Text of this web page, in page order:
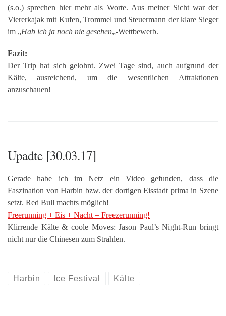
(s.o.) sprechen hier mehr als Worte. Aus meiner Sicht war der
Viererkajak mit Kufen, Trommel und Steuermann der klare Sieger
im „Hab ich ja noch nie gesehen„-Wettbewerb.
Fazit:
Der Trip hat sich gelohnt. Zwei Tage sind, auch aufgrund der
Kälte, ausreichend, um die wesentlichen Attraktionen
anzuschauen!
Upadte [30.03.17]
Gerade habe ich im Netz ein Video gefunden, dass die
Faszination von Harbin bzw. der dortigen Eisstadt prima in Szene
setzt. Red Bull machts möglich!
Freerunning + Eis + Nacht = Freezerunning!
Klirrende Kälte & coole Moves: Jason Paul’s Night-Run bringt
nicht nur die Chinesen zum Strahlen.
Harbin Ice Festival Kälte